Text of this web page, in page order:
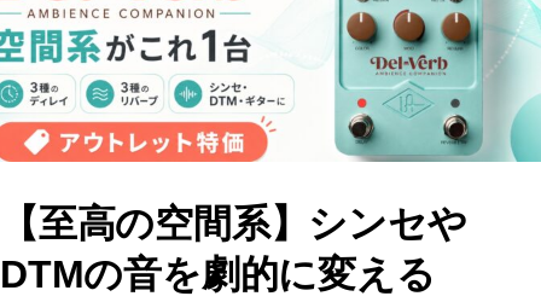
【至高の空間系】シンセや
DTMの音を劇的に変える